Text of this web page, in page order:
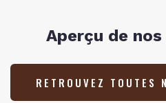
Aperçu de
RETROUVEZ TOUTES